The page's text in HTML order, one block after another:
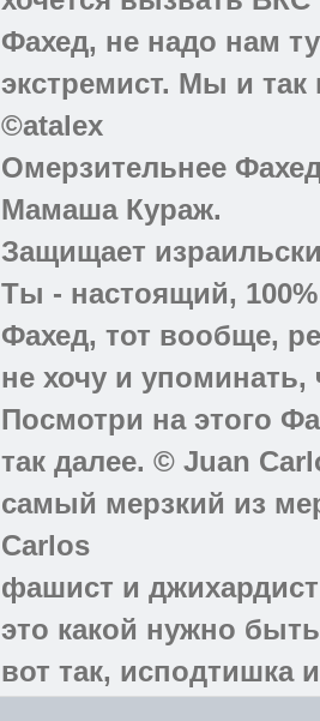
Фахед, не надо нам
экстремист. Мы и
©atalex
Омерзительнее
Мамаша Кураж.
Защищает
Ты - настоящий,
Фахед, тот вообще,
не хочу и
Посмотри на этого
так далее. © Juan
самый мерзкий из
Carlos
фашист и
это какой нужно
вот так, исподтишка